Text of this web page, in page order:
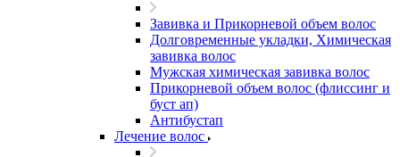
Завивка и Прикорневой объем волос
Долговременные укладки, Химическая
завивка волос
Мужская химическая завивка волос
Прикорневой объем волос (флиссинг и
буст ап)
Антибустап
Лечение волос